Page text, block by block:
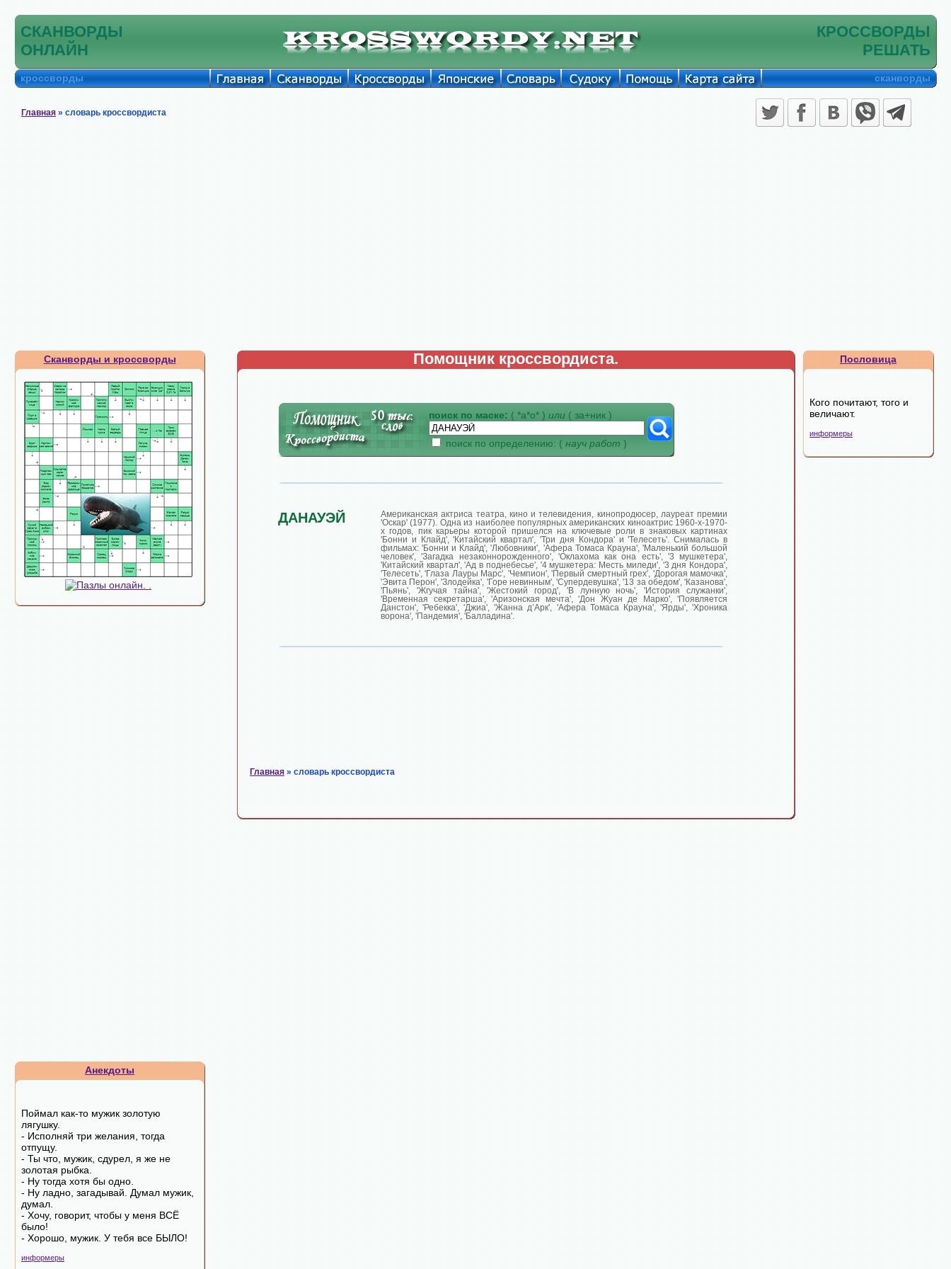
СКАНВОРДЫ
ОНЛАЙН
КРОССВОРДЫ
РЕШАТЬ
кроссворды сканворды
Главная » словарь кроссвордиста
Сканворды и кроссворды
Анекдоты
Поймал как-то мужик золотую
лягушку.
- Исполняй три желания, тогда
отпущу.
- Ты что, мужик, сдурел, я же не
золотая рыбка.
- Ну тогда хотя бы одно.
- Ну ладно, загадывай. Думал мужик,
думал.
- Хочу, говорит, чтобы у меня ВСЁ
было!
- Хорошо, мужик. У тебя все БЫЛО!
информеры
Помощник кроссвордиста.
поиск по маске: ( *а*о* ) или ( за+ник )
поиск по определению: ( науч работ )
ДАНАУЭЙ
Американская актриса театра, кино и телевидения, кинопродюсер, лауреат премии
'Оскар' (1977). Одна из наиболее популярных американских киноактрис 1960-х-1970-
х годов, пик карьеры которой пришелся на ключевые роли в знаковых картинах
'Бонни и Клайд', 'Китайский квартал', 'Три дня Кондора' и 'Телесеть'. Снималась в
фильмах: 'Бонни и Клайд', 'Любовники', 'Афера Томаса Крауна', 'Маленький большой
человек', 'Загадка незаконнорожденного', 'Оклахома как она есть', '3 мушкетера',
'Китайский квартал', 'Ад в поднебесье', '4 мушкетера: Месть миледи', '3 дня Кондора',
'Телесеть', 'Глаза Лауры Марс', 'Чемпион', 'Первый смертный грех', 'Дорогая мамочка',
'Эвита Перон', 'Злодейка', 'Горе невинным', 'Супердевушка', '13 за обедом', 'Казанова',
'Пьянь', 'Жгучая тайна', 'Жестокий город', 'В лунную ночь', 'История служанки',
'Временная секретарша', 'Аризонская мечта', 'Дон Жуан де Марко', 'Появляется
Данстон', 'Ребекка', 'Джиа', 'Жанна д’Арк', 'Афера Томаса Крауна', 'Ярды', 'Хроника
ворона', 'Пандемия', 'Балладина'.
Главная » словарь кроссвордиста
Пословица
Кого почитают, того и
величают.
информеры